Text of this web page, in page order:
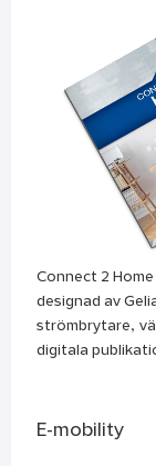
Connect 2
designad av
strömbrytare,
digitala
E-mobility